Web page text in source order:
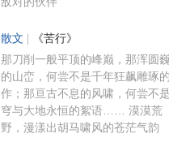
散文 《苦行》
那刀削一般平顶的峰巅，那浑圆
的山峦，何尝不是千年狂飙雕琢
作；那亘古不息的风啸，何尝不
穹与大地永恒的絮语…… 漠漠荒
野，漫漾出胡马啸风的苍茫气韵